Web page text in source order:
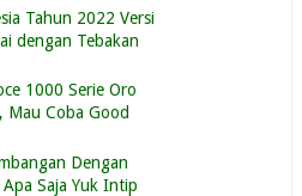
Tahun 2022 Versi
dengan Tebakan
1000 Serie Oro
Mau Coba Good
Dengan
Saja Yuk Intip